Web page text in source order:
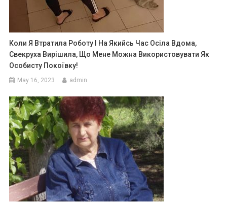
Коли Я Втратила Роботу І На Якийсь Час Осіла Вдома,
Свекруха Вирішила, Що Мене Можна Використовувати Як
Особисту Покоївку!
May 16, 2023 admin